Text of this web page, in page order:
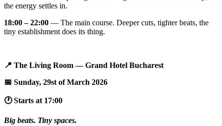
the energy settles in.
18:00 – 22:00 — The main course. Deeper cuts, tighter beats, the
tiny establishment does its thing.
📍 The Living Room — Grand Hotel Bucharest
📅 Sunday, 29st of March 2026
🕐 Starts at 17:00
Big beats. Tiny spaces.